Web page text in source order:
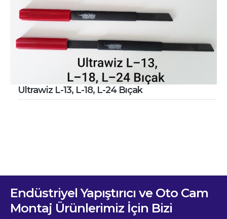
Ultrawiz L-13, L-18, L-24 Bıçak
Endüstriyel Yapıştırıcı ve Oto Cam
Montaj Ürünlerimiz İçin Bizi